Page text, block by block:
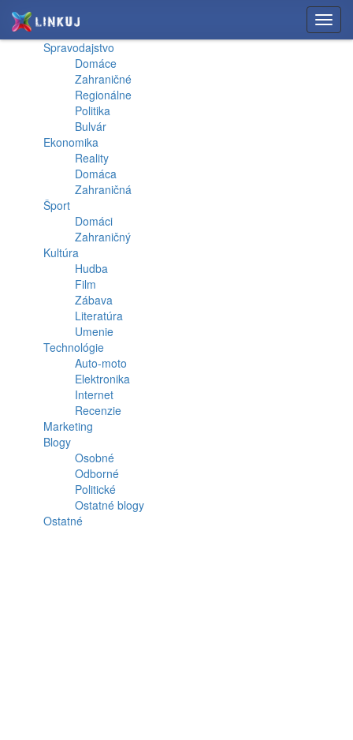
Spravodajstvo
Domáce
Zahraničné
Regionálne
Politika
Bulvár
Ekonomika
Reality
Domáca
Zahraničná
Šport
Domáci
Zahraničný
Kultúra
Hudba
Film
Zábava
Literatúra
Umenie
Technológie
Auto-moto
Elektronika
Internet
Recenzie
Marketing
Blogy
Osobné
Odborné
Politické
Ostatné blogy
Ostatné